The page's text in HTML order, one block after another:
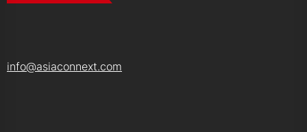
info@asiaconnext.com